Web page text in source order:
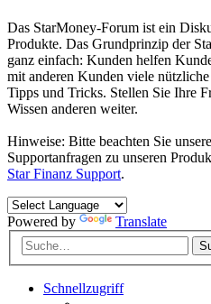
Das StarMoney-Forum ist ein
Produkte. Das Grundprinzip der
ganz einfach: Kunden helfen
mit anderen Kunden viele
Tipps und Tricks. Stellen Sie Ihre
Wissen anderen weiter.
Hinweise: Bitte beachten Sie unsere
Supportanfragen zu unseren
Star Finanz Support.
Powered by Translate
Schnellzugriff